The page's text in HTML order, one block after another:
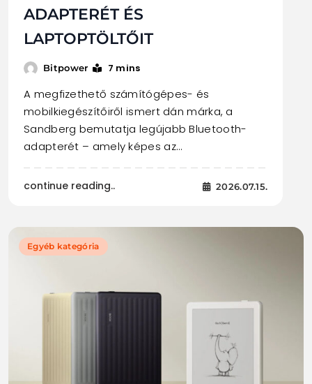
ADAPTERÉT ÉS
LAPTOPTÖLTŐIT
Bitpower 7 mins
A megfizethető számítógépes- és
mobilkiegészítőiről ismert dán márka, a
Sandberg bemutatja legújabb Bluetooth-
adapterét – amely képes az…
continue reading.. 2026.07.15.
Egyéb kategória